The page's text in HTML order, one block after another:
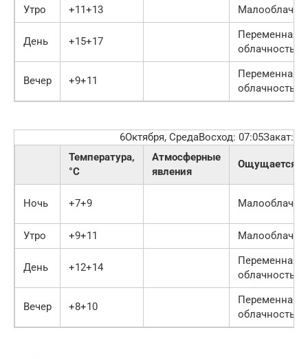
Утро
+11+13 Малооблачно
День +15+17
Переменная
облачность
Вечер +9+11
Переменная
облачность
6Октября, СредаВосход: 07:05Закат:
Температура,
°C
Атмосферные
явления
Ощущается
Ночь +7+9 Малооблачно
Утро +9+11 Малооблачно
День +12+14
Переменная
облачность
Вечер +8+10
Переменная
облачность